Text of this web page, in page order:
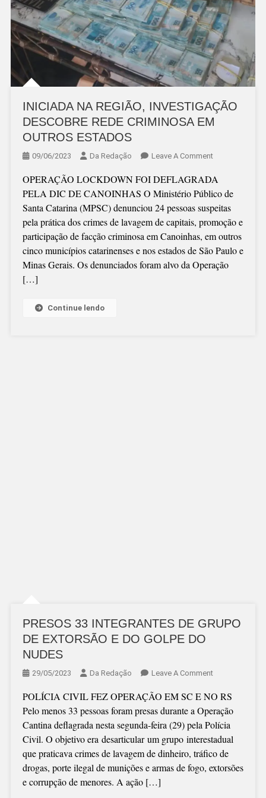
INICIADA NA REGIÃO, INVESTIGAÇÃO
DESCOBRE REDE CRIMINOSA EM
OUTROS ESTADOS
09/06/2023 Da Redação Leave A CommentOn
NA
REGIÃO,
INVESTIGAÇÃO
DESCOBRE
REDE
CRIMINOSA
EM
OPERAÇÃO LOCKDOWN FOI DEFLAGRADA
PELA DIC DE CANOINHAS O Ministério Público de
Santa Catarina (MPSC) denunciou 24 pessoas suspeitas
pela prática dos crimes de lavagem de capitais, promoção e
participação de facção criminosa em Canoinhas, em outros
cinco municípios catarinenses e nos estados de São Paulo e
Minas Gerais. Os denunciados foram alvo da Operação
[…]
Continue lendo
PRESOS 33 INTEGRANTES DE GRUPO
DE EXTORSÃO E DO GOLPE DO
NUDES
29/05/2023 Da Redação Leave A CommentOn
33
INTEGRANTES
DE
GRUPO
DE
EXTORSÃO
POLÍCIA CIVIL FEZ OPERAÇÃO EM SC E NO RS
Pelo menos 33 pessoas foram presas durante a Operação
Cantina deflagrada nesta segunda-feira (29) pela Polícia
Civil. O objetivo era desarticular um grupo interestadual
que praticava crimes de lavagem de dinheiro, tráfico de
drogas, porte ilegal de munições e armas de fogo, extorsões
e corrupção de menores. A ação […]